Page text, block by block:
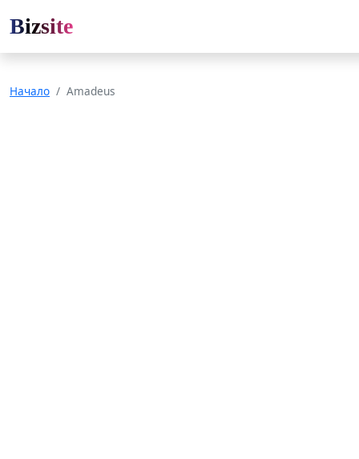
Bizsite
Начало Amadeus